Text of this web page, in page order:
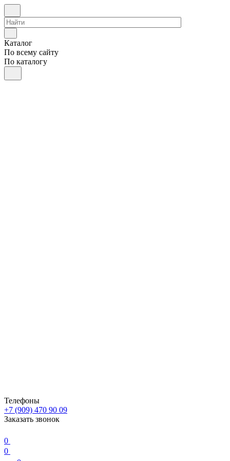
Каталог
По всему сайту
По каталогу
Телефоны
+7 (909) 470 90 09
Заказать звонок
0
0